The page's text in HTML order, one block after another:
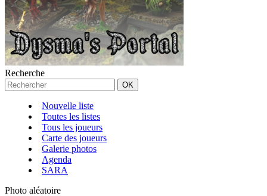
Recherche
Nouvelle liste
Toutes les listes
Tous les joueurs
Carte des joueurs
Galerie photos
Agenda
SARA
Photo aléatoire